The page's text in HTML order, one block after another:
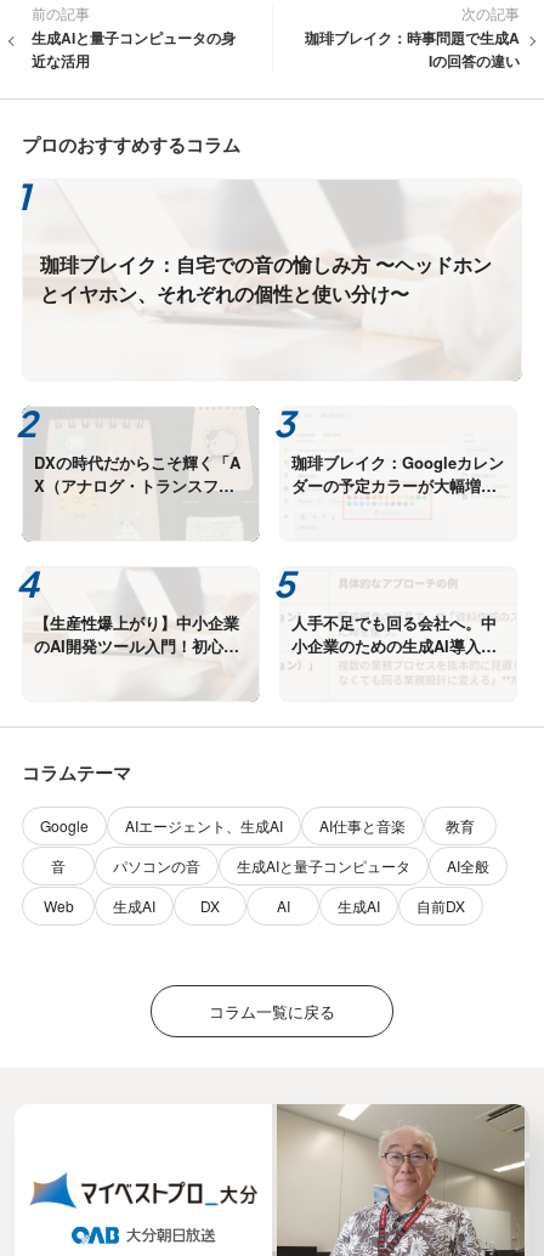
前の記事
生成AIと量子コンピュータの身
近な活用
次の記事
珈琲ブレイク：時事問題で生成A
Iの回答の違い
プロのおすすめするコラム
珈琲ブレイク：自宅での音の愉しみ方 〜ヘッドホン
とイヤホン、それぞれの個性と使い分け〜
DXの時代だからこそ輝く「A
X（アナログ・トランスフォ
珈琲ブレイク：Googleカレン
ダーの予定カラーが大幅増、
知らないうちに進化する便利
【生産性爆上がり】中小企業
のAI開発ツール入門！初心者
に「GitHub Copilot」を激推
人手不足でも回る会社へ。中
小企業のための生成AI導入戦
略 ー効率化ではなく「勝てる
仕組み」を作る方法ー
コラムテーマ
Google AIエージェント、生成AI AI仕事と音楽
教育
音
パソコンの音 生成AIと量子コンピュータ
AI全般
Web
生成AI DX AI 生成AI 自前DX
コラム一覧に戻る